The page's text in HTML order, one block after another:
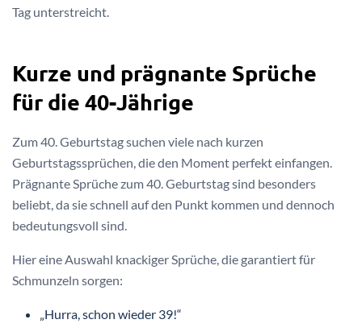
Tag unterstreicht.
Kurze und prägnante Sprüche
für die 40-Jährige
Zum 40. Geburtstag suchen viele nach kurzen
Geburtstagssprüchen, die den Moment perfekt einfangen.
Prägnante Sprüche zum 40. Geburtstag sind besonders
beliebt, da sie schnell auf den Punkt kommen und dennoch
bedeutungsvoll sind.
Hier eine Auswahl knackiger Sprüche, die garantiert für
Schmunzeln sorgen:
„Hurra, schon wieder 39!“